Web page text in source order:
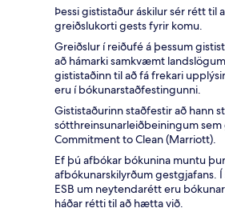
Þessi gististaður áskilur sér rétt til
greiðslukorti gests fyrir komu.
Greiðslur í reiðufé á þessum
að hámarki samkvæmt
gististaðinn til að fá frekari
eru í bókunarstaðfestingunni.
Gististaðurinn staðfestir að hann
sótthreinsunarleiðbeiningum
Commitment to Clean (Marriott).
Ef þú afbókar bókunina muntu
afbókunarskilyrðum gestgjafans.
ESB um neytendarétt eru
háðar rétti til að hætta við.